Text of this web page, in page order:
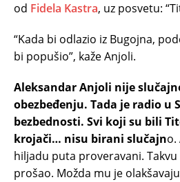
od Fidela Kastra, uz posvetu:
“Kada bi odlazio iz Bugojna,
bi popušio”, kaže Anjoli.
Aleksandar Anjoli nije
obezbeđenju. Tada je radio u
bezbednosti. Svi koji su bili
krojači… nisu birani slučajno.
hiljadu puta proveravani.
prošao. Možda mu je